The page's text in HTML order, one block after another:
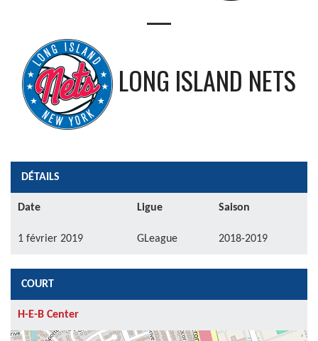
—
LONG ISLAND NETS
DÉTAILS
Date Ligue Saison
1 février 2019 GLeague 2018-2019
COURT
H-E-B Center